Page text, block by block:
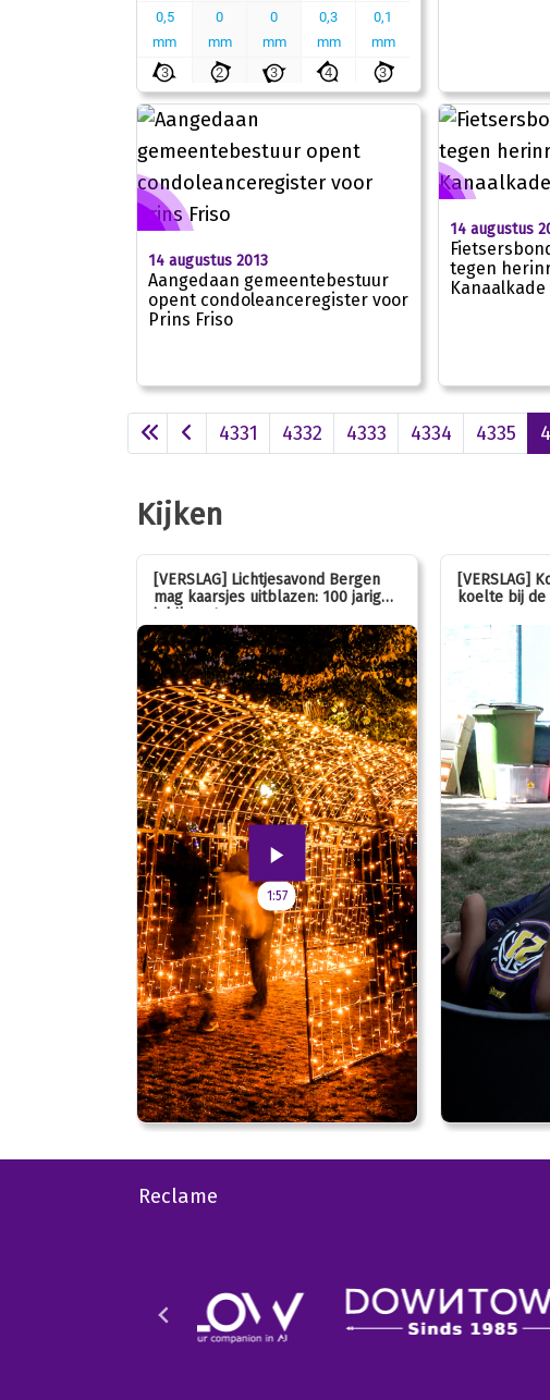
14 augustus 2013
Aangedaan gemeentebestuur
opent condoleanceregister voor
Prins Friso
14 augustus
tegen
Kanaalkade
4331 4332 4333 4334 4335
Kijken
[VERSLAG] Lichtjesavond Bergen
mag kaarsjes uitblazen: 100 jarig
jubileum!
1:57
[VERSLAG]
koelte bij de
Reclame